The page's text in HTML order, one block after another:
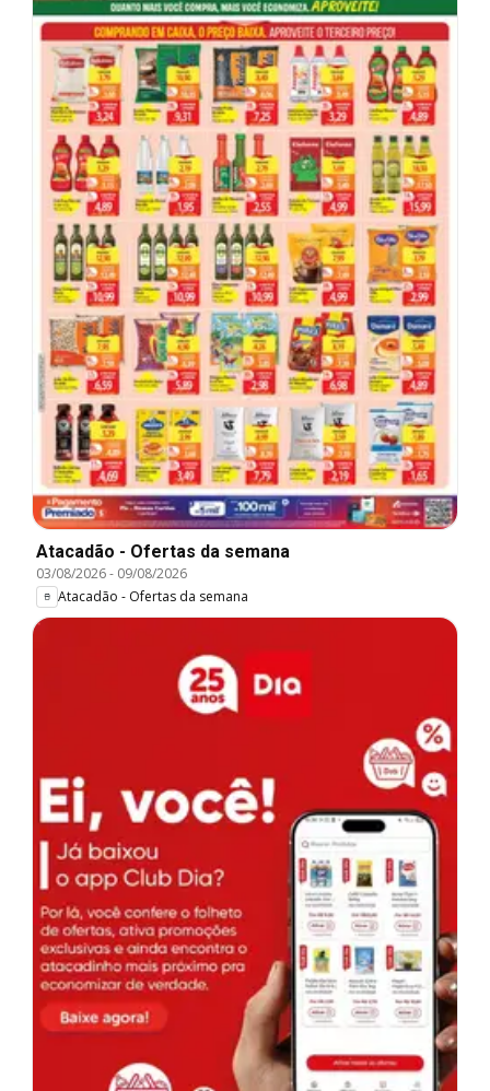
Atacadão - Ofertas da semana
03/08/2026- 09/08/2026
Atacadão - Ofertas da semana